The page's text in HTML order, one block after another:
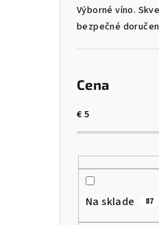
Výborné víno.
bezpečné
Cena
€ 5
Na sklade 87